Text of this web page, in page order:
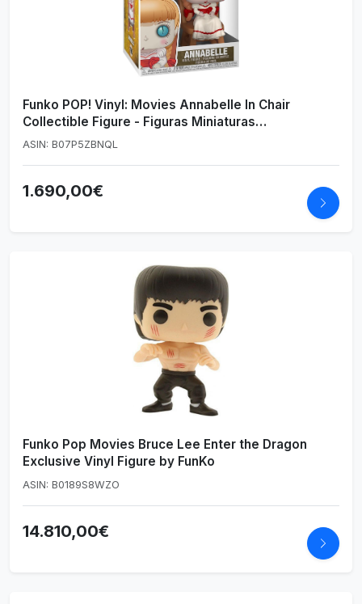
Funko POP! Vinyl: Movies Annabelle In Chair
Collectible Figure - Figuras Miniaturas
Coleccionables Para Exhibición - Idea De Regalo -
ASIN: B07P5ZBNQL
1.690,00€
Funko Pop Movies Bruce Lee Enter the Dragon
Exclusive Vinyl Figure by FunKo
ASIN: B0189S8WZO
14.810,00€